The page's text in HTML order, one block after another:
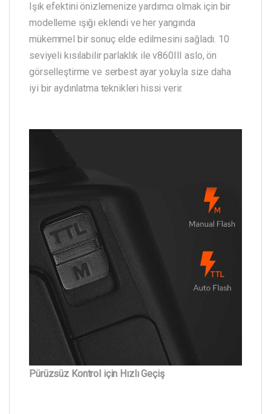
Işık efektini önizlemenize yardımcı olmak için bir
modelleme ışığı eklendi ve her yangında
mükemmel bir sonuç elde edilmesini sağladı. 10
seviyeli kısılabilir parlaklık ile v860III aslo, ön
görselleştirme ve serbest ayar yoluyla size daha
iyi bir aydınlatma teknikleri hissi verir.
Pürüzsüz Kontrol için Hızlı Geçiş